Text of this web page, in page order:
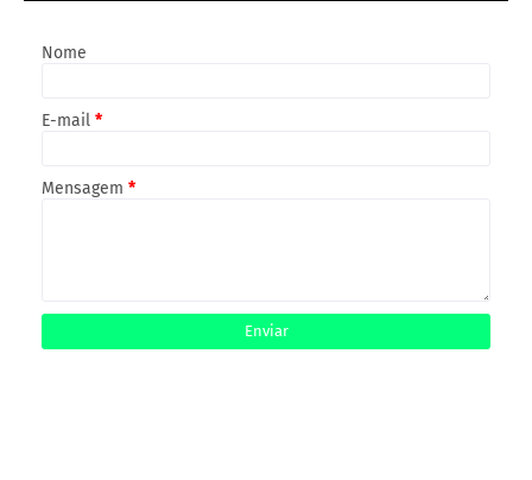
Nome
E-mail *
Mensagem *